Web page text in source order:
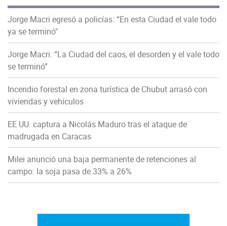
Jorge Macri egresó a policías: “En esta Ciudad el vale todo
ya se terminó"
Jorge Macri: “La Ciudad del caos, el desorden y el vale todo
se terminó”
Incendio forestal en zona turística de Chubut arrasó con
viviendas y vehículos
EE.UU. captura a Nicolás Maduro tras el ataque de
madrugada en Caracas
Milei anunció una baja permanente de retenciones al
campo: la soja pasa de 33% a 26%